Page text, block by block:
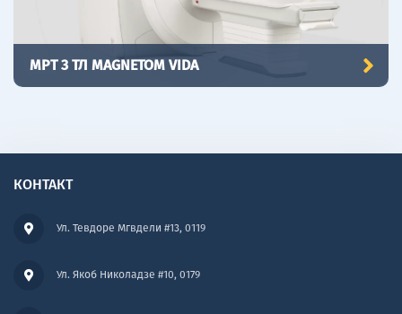
МРТ 3 ТЛ MAGNETOM VIDA
КОНТАКТ
Ул. Тевдоре Мгвдели #13, 0119
Ул. Якоб Николадзе #10, 0179